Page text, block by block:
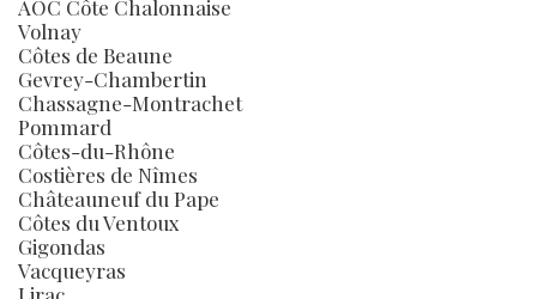
AOC Côte Chalonnaise
Volnay
Côtes de Beaune
Gevrey-Chambertin
Chassagne-Montrachet
Pommard
Côtes-du-Rhône
Costières de Nîmes
Châteauneuf du Pape
Côtes du Ventoux
Gigondas
Vacqueyras